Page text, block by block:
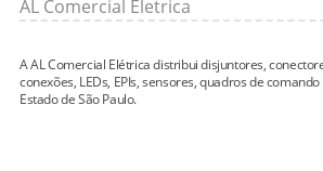
AL Comercial Eletrica
A AL Comercial Elétrica distribui disjuntores,
conexões, LEDs, EPIs, sensores, quadros de
Estado de São Paulo.